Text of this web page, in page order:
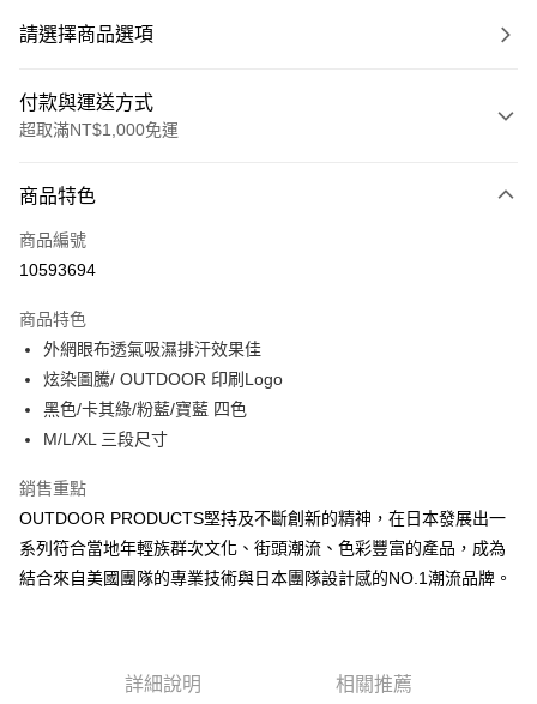
請選擇商品選項
付款與運送方式
超取滿NT$1,000免運
信用卡一次付款
信用卡分期付款
合作金庫商業銀行
華南商業銀行
上海商業儲蓄銀行
國泰世華商業銀行
臺灣中小企業銀行
聯邦商業銀行
永豐商業銀行
台新國際商業銀行
中國信託商業銀行
台灣樂天信用卡公司
6 期 0 利率 每期
華南商業銀行
上海商業儲蓄銀行
國泰世華商業銀行
匯豐（台灣）商業銀行
聯邦商業銀行
遠東國際商業銀行
元大商業銀行
永豐商業銀行
玉山商業銀行
星展（台灣）商業銀行
超商取貨付款
LINE Pay
AFTEE先享後付
相關說明
１．簡單：不需註冊會員、不需綁卡、不需儲值。
２．便利：只要手機號碼，簡訊認證，即可結帳。
商品特色
商品編號
10593694
商品特色
外網眼布透氣吸濕排汗效果佳
炫染圖騰/ OUTDOOR 印刷Logo
黑色/卡其綠/粉藍/寶藍 四色
M/L/XL 三段尺寸
銷售重點
OUTDOOR PRODUCTS堅持及不斷創新的精神，在日本發展出一
系列符合當地年輕族群次文化、街頭潮流、色彩豐富的產品，成為
結合來自美國團隊的專業技術與日本團隊設計感的NO.1潮流品牌。
詳細說明 相關推薦